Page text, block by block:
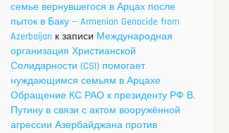
семье вернувшегося в Арцах после
пыток в Баку — Armenian Genocide from
Azerbaijan к записи Международная
организация Христианской
Солидарности (CSI) помогает
нуждающимся семьям в Арцахе
Обращение КС РАО к президенту РФ В.
Путину в связи с актом вооружённой
агрессии Азербайджана против